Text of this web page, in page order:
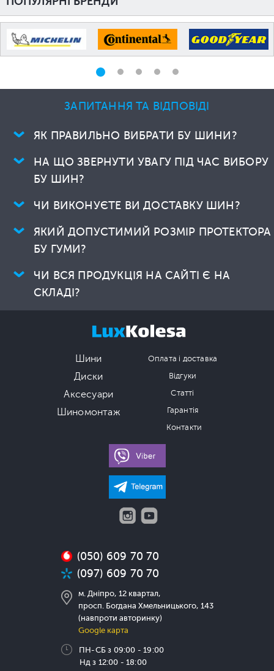
ЗАПИТАННЯ ТА ВІДПОВІДІ
ЯК ПРАВИЛЬНО ВИБРАТИ БУ ШИНИ?
НА ЩО ЗВЕРНУТИ УВАГУ ПІД ЧАС ВИБОРУ
БУ ШИН?
ЧИ ВИКОНУЄТЕ ВИ ДОСТАВКУ ШИН?
ЯКИЙ ДОПУСТИМИЙ РОЗМІР ПРОТЕКТОРА
БУ ГУМИ?
ЧИ ВСЯ ПРОДУКЦІЯ НА САЙТІ Є НА
СКЛАДІ?
Шини
Диски
Аксесуари
Шиномонтаж
Оплата і доставка
Відгуки
Статті
Гарантія
Контакти
(050) 609 70 70
(097) 609 70 70
м. Дніпро, 12 квартал,
просп. Богдана Хмельницького, 143
(навпроти авторинку)
Google карта
ПН-СБ з 09:00 - 19:00
Нд з 12:00 - 18:00